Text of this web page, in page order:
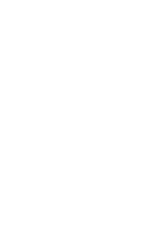
Regeln hält und
dienen, sowie
Straße und den Gehwegen